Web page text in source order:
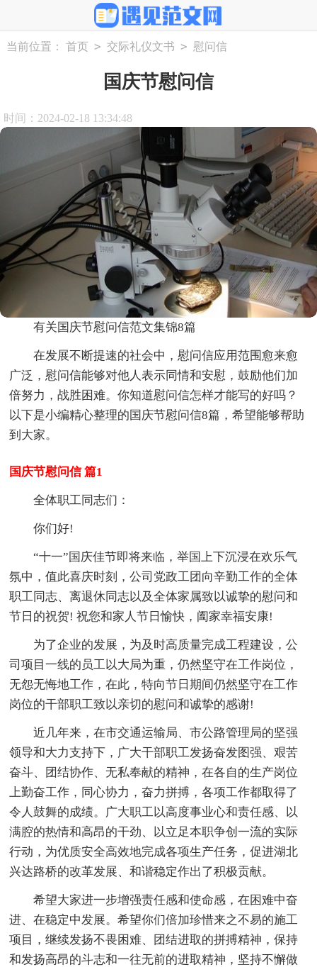
当前位置： 首页 > 交际礼仪文书 > 慰问信
国庆节慰问信
时间：2024-02-18 13:34:48
有关国庆节慰问信范文集锦8篇
在发展不断提速的社会中，慰问信应用范围愈来愈
广泛，慰问信能够对他人表示同情和安慰，鼓励他们加
倍努力，战胜困难。你知道慰问信怎样才能写的好吗？
以下是小编精心整理的国庆节慰问信8篇，希望能够帮助
到大家。
国庆节慰问信 篇1
全体职工同志们：
你们好!
“十一”国庆佳节即将来临，举国上下沉浸在欢乐气
氛中，值此喜庆时刻，公司党政工团向辛勤工作的全体
职工同志、离退休同志以及全体家属致以诚挚的慰问和
节日的祝贺! 祝您和家人节日愉快，阖家幸福安康!
为了企业的发展，为及时高质量完成工程建设，公
司项目一线的员工以大局为重，仍然坚守在工作岗位，
无怨无悔地工作，在此，特向节日期间仍然坚守在工作
岗位的干部职工致以亲切的慰问和诚挚的感谢!
近几年来，在市交通运输局、市公路管理局的坚强
领导和大力支持下，广大干部职工发扬奋发图强、艰苦
奋斗、团结协作、无私奉献的精神，在各自的生产岗位
上勤奋工作，同心协力，奋力拼搏，各项工作都取得了
令人鼓舞的成绩。广大职工以高度事业心和责任感、以
满腔的热情和高昂的干劲、以立足本职争创一流的实际
行动，为优质安全高效地完成各项生产任务，促进湖北
兴达路桥的改革发展、和谐稳定作出了积极贡献。
希望大家进一步增强责任感和使命感，在困难中奋
进、在稳定中发展。希望你们倍加珍惜来之不易的施工
项目，继续发扬不畏困难、团结进取的拼搏精神，保持
和发扬高昂的斗志和一往无前的进取精神，坚持不懈做